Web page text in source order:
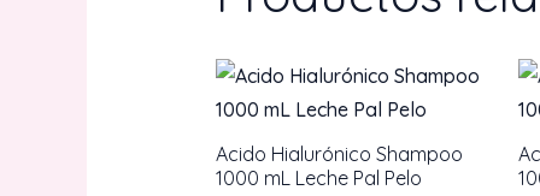
Acido Hialurónico Shampoo
1000 mL Leche Pal Pelo